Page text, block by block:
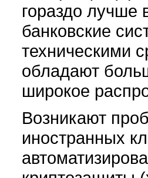
гораздо лучше
банковские
техническими
обладают
широкое
Возникают
иностранных